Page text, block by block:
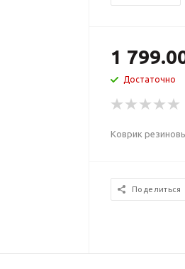
1
Достаточно
Коврик
Поделиться